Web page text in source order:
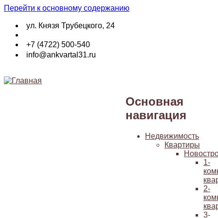
Перейти к основному содержанию
ул. Князя Трубецкого, 24
+7 (4722) 500-540
info@ankvartal31.ru
Основная
навигация
Недвижимость
Квартиры
1-
2-
3-